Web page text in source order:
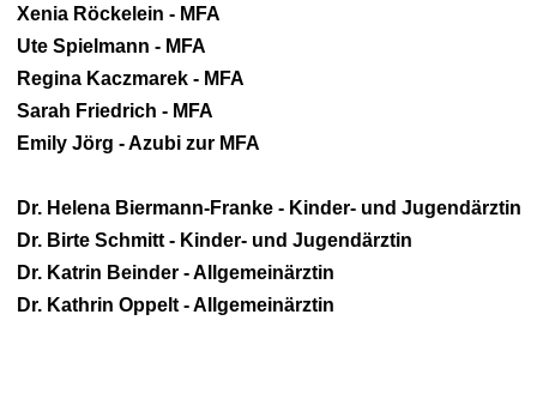
Xenia Röckelein - MFA
Ute Spielmann - MFA
Regina Kaczmarek - MFA
Sarah Friedrich - MFA
Emily Jörg - Azubi zur MFA
Dr. Helena Biermann-Franke - Kinder- und Jugendärztin
Dr. Birte Schmitt - Kinder- und Jugendärztin
Dr. Katrin Beinder - Allgemeinärztin
Dr. Kathrin Oppelt - Allgemeinärztin